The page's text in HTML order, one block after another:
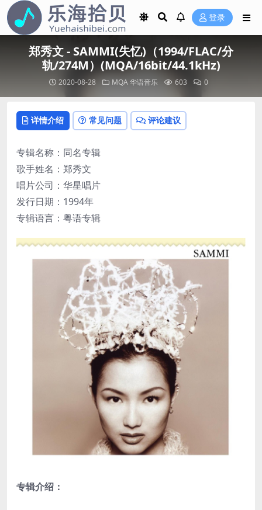
登录
郑秀文 - SAMMI(失忆)（1994/FLAC/分
轨/274M）(MQA/16bit/44.1kHz)
2020-08-28 MQA华语音乐 603 0
详情介绍 常见问题 评论建议
专辑名称：同名专辑
歌手姓名：郑秀文
唱片公司：华星唱片
发行日期：1994年
专辑语言：粤语专辑
专辑介绍：